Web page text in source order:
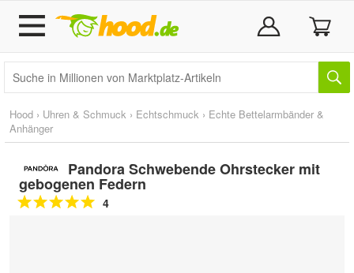
Hood › Uhren & Schmuck › Echtschmuck › Echte Bettelarmbänder &
Anhänger
Pandora Schwebende Ohrstecker mit
gebogenen Federn
4